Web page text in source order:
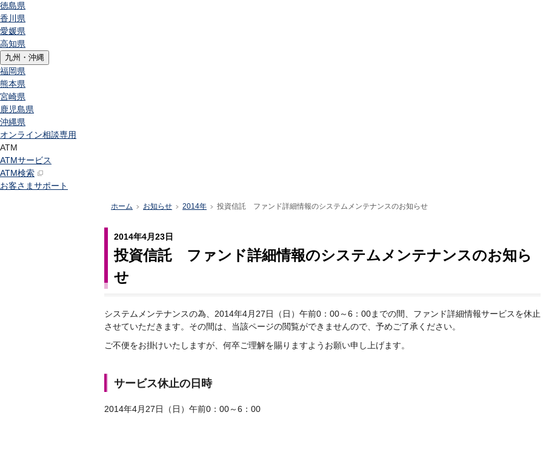
徳島県
香川県
愛媛県
高知県
九州・沖縄
福岡県
熊本県
宮崎県
鹿児島県
沖縄県
オンライン相談専用
ATM
ATMサービス
ATM検索
お客さまサポート
ホーム >お知らせ >2014年 >投資信託 ファンド詳細情報のシステムメンテナンスのお知らせ
2014年4月23日
投資信託 ファンド詳細情報のシステムメンテナンスのお知ら
せ
システムメンテナンスの為、2014年4月27日（日）午前0：00～6：00までの間、ファンド詳細情報サービスを休止
させていただきます。その間は、当該ページの閲覧ができませんので、予めご了承ください。
ご不便をお掛けいたしますが、何卒ご理解を賜りますようお願い申し上げます。
サービス休止の日時
2014年4月27日（日）午前0：00～6：00